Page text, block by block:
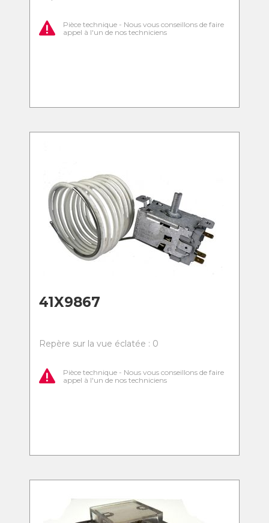
Pièce technique - Nous vous conseillons de faire
appel à l'un de nos techniciens
41X9867
Repère sur la vue éclatée : 0
Pièce technique - Nous vous conseillons de faire
appel à l'un de nos techniciens